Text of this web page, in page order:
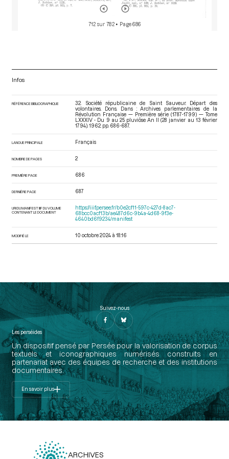
712 sur 782 • Page 686
Infos
RÉFÉRENCE BIBLIOGRAPHIQUE
32. Société républicaine de Saint Sauveur. Départ des
volontaires. Dons. Dans : Archives parlementaires de la
Révolution Française — Première série (1787-1799) — Tome
LXXXIV - Du 9 au 25 pluviôse An II (28 janvier au 13 février
1794) . 1962. pp. 686-687.
LANGUE PRINCIPALE Français
NOMBRE DE PAGES 2
PREMIÈRE PAGE 686
DERNIÈRE PAGE 687
URI DU MANIFEST IIIF DU VOLUME
CONTENANT LE DOCUMENT
https://iiif.persee.fr/b0e2cf11-597c-427d-8ac7-
68bcc0acf13b/ae487d6c-9b4a-4d68-9f3e-
4640bd6f9234/manifest
MODIFIÉ LE 10 octobre 2024 à 18:16
Suivez-nous
Les perséides
Un dispositif pensé par Persée pour la valorisation de corpus
textuels et iconographiques numérisés construits en
partenariat avec des équipes de recherche et des institutions
documentaires.
En savoir plus
ARCHIVES